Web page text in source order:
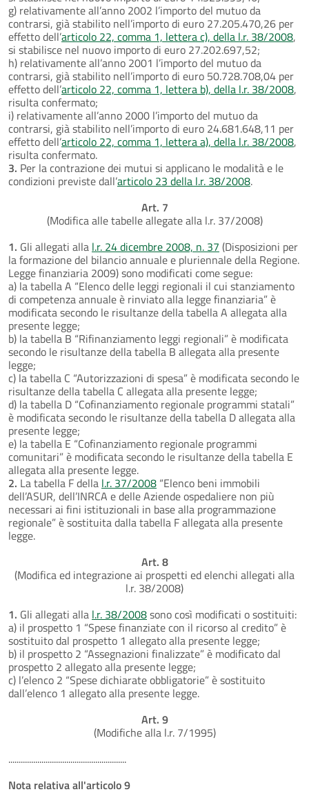
g) relativamente all’anno 2002 l’importo del mutuo da
contrarsi, già stabilito nell’importo di euro 27.205.470,26 per
effetto dell’articolo 22, comma 1, lettera c), della l.r. 38/2008,
si stabilisce nel nuovo importo di euro 27.202.697,52;
h) relativamente all’anno 2001 l’importo del mutuo da
contrarsi, già stabilito nell’importo di euro 50.728.708,04 per
effetto dell’articolo 22, comma 1, lettera b), della l.r. 38/2008,
risulta confermato;
i) relativamente all’anno 2000 l’importo del mutuo da
contrarsi, già stabilito nell’importo di euro 24.681.648,11 per
effetto dell’articolo 22, comma 1, lettera a), della l.r. 38/2008,
risulta confermato.
3. Per la contrazione dei mutui si applicano le modalità e le
condizioni previste dall’articolo 23 della l.r. 38/2008.
Art. 7
(Modifica alle tabelle allegate alla l.r. 37/2008)
1. Gli allegati alla l.r. 24 dicembre 2008, n. 37 (Disposizioni per
la formazione del bilancio annuale e pluriennale della Regione.
Legge finanziaria 2009) sono modificati come segue:
a) la tabella A “Elenco delle leggi regionali il cui stanziamento
di competenza annuale è rinviato alla legge finanziaria” è
modificata secondo le risultanze della tabella A allegata alla
presente legge;
b) la tabella B “Rifinanziamento leggi regionali” è modificata
secondo le risultanze della tabella B allegata alla presente
legge;
c) la tabella C “Autorizzazioni di spesa” è modificata secondo le
risultanze della tabella C allegata alla presente legge;
d) la tabella D “Cofinanziamento regionale programmi statali”
è modificata secondo le risultanze della tabella D allegata alla
presente legge;
e) la tabella E “Cofinanziamento regionale programmi
comunitari” è modificata secondo le risultanze della tabella E
allegata alla presente legge.
2. La tabella F della l.r. 37/2008 “Elenco beni immobili
dell’ASUR, dell’INRCA e delle Aziende ospedaliere non più
necessari ai fini istituzionali in base alla programmazione
regionale” è sostituita dalla tabella F allegata alla presente
legge.
Art. 8
(Modifica ed integrazione ai prospetti ed elenchi allegati alla
l.r. 38/2008)
1. Gli allegati alla l.r. 38/2008sono così modificati o sostituiti:
a) il prospetto 1 “Spese finanziate con il ricorso al credito” è
sostituito dal prospetto 1 allegato alla presente legge;
b) il prospetto 2 “Assegnazioni finalizzate” è modificato dal
prospetto 2 allegato alla presente legge;
c) l’elenco 2 “Spese dichiarate obbligatorie” è sostituito
dall’elenco 1 allegato alla presente legge.
Art. 9
(Modifiche alla l.r. 7/1995)
.........................................................
Nota relativa all'articolo 9